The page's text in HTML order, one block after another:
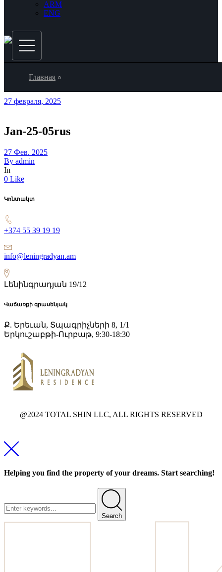
ARM
ENG
Главная
27 февраля, 2025
Jan-25-05rus
27 Фев. 2025
By admin
In
0 Like
Կոնտակտ
+374 55 39 19 19
info@leningradyan.am
Լենինգրադյան 19/12
Վաճառքի գրասենյակ
Ք. Երեւան, Տպագրիչների 8, 1/1
Երկուշաբթի-Ուրբաթ, 9:30-18:30
@2024 TOTAL SHIN LLC, ALL RIGHTS RESERVED
Helping you find the property of your dreams. Start searching!
Search